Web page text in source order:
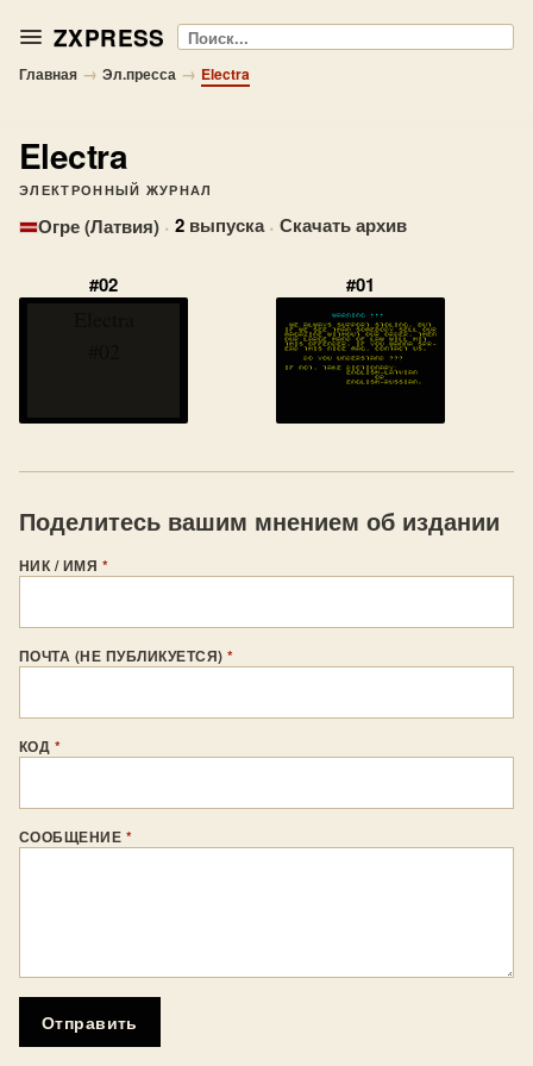
ZXPRESS Поиск
Главная → Эл.пресса → Electra
Electra
ЭЛЕКТРОННЫЙ ЖУРНАЛ
Огре (Латвия) · 2 выпуска · Скачать архив
#02 #01
Поделитесь вашим мнением об издании
НИК / ИМЯ *
ПОЧТА (НЕ ПУБЛИКУЕТСЯ)*
КОД *
СООБЩЕНИЕ *
Отправить